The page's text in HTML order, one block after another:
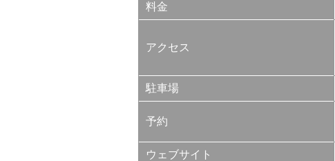
料金
アクセス
駐車場
予約
ウェブサイト